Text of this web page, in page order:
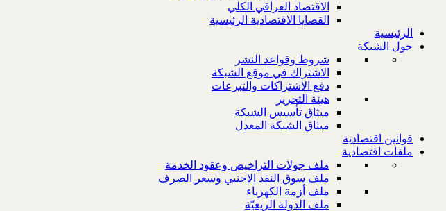
الاقتصاد العراقي الكلي
القضايا الاقتصادية الرئيسية
الرئيسية
حول الشبكة
شروط وقواعد النشر
الاشتراك في موقع الشبكة
دفع الاشتراكات والتبرعات
هيئة التحرير
ميثاق تأسيس الشبكة
ميثاق الشبكة المعدل
قوانين اقتصادية
ملفات اقتصادية
ملف جولات التراخيص وعقود الخدمة
ملف سوق النقد الاجنبي وسعر الصرف
ملف أزمة الكهرباء
ملف الدولة الريعيّة